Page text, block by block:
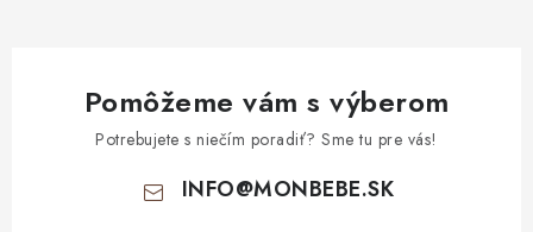
Pomôžeme vám s výberom
Potrebujete s niečím poradiť? Sme tu pre vás!
INFO@MONBEBE.SK